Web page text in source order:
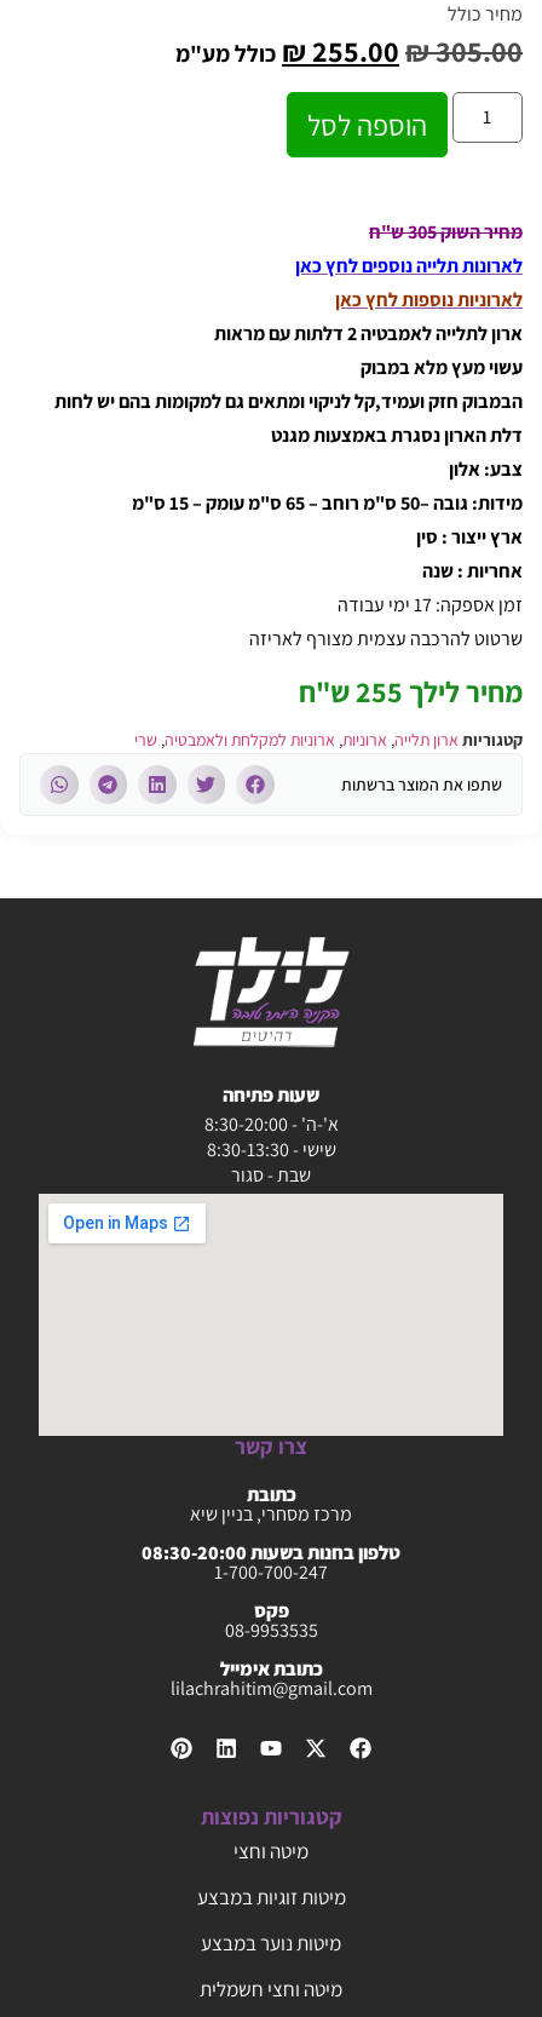
מחיר כולל
₪305.00
₪255.00 כולל מע"מ
הוספה לסל
מחיר השוק 305 ש"ח
לארונות תלייה נוספים לחץ כאן
לארוניות נוספות לחץ כאן
ארון לתלייה לאמבטיה 2 דלתות עם מראות
עשוי מעץ מלא במבוק
הבמבוק חזק ועמיד,קל לניקוי ומתאים גם למקומות בהם יש לחות
דלת הארון נסגרת באמצעות מגנט
צבע: אלון
מידות: גובה –50 ס"מ רוחב – 65 ס"מ עומק – 15 ס"מ
ארץ ייצור : סין
אחריות : שנה
זמן אספקה: 17 ימי עבודה
שרטוט להרכבה עצמית מצורף לאריזה
מחיר לילך 255 ש"ח
קטגוריות ארון תלייה, ארוניות, ארוניות למקלחת ולאמבטיה, שרי
שתפו את המוצר ברשתות
שעות פתיחה
א'-ה' - 8:30-20:00
שישי - 8:30-13:30
שבת - סגור
צרו קשר
כתובת
מרכז מסחרי, בניין שיא
טלפון בחנות בשעות 08:30-20:00
1-700-700-247
פקס
08-9953535
כתובת אימייל
lilachrahitim@gmail.com
קטגוריות נפוצות
מיטה וחצי
מיטות זוגיות במבצע
מיטות נוער במבצע
מיטה וחצי חשמלית